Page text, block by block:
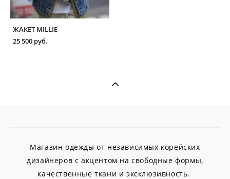
ЖАКЕТ MILLIE
25 500 pуб.
Магазин одежды от независимых корейских
дизайнеров с акцентом на свободные формы,
качественные ткани и эксклюзивность.